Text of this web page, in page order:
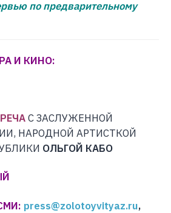
по предварительному
И КИНО:
С ЗАСЛУЖЕННОЙ
НАРОДНОЙ АРТИСТКОЙ
ОЛЬГОЙ КАБО
press@zolotoyvityaz.ru,